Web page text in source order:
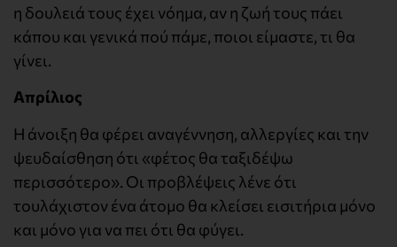
η δουλειά τους έχει νόημα, αν η ζωή τους πάει
κάπου και γενικά πού πάμε, ποιοι είμαστε, τι θα
γίνει.
Απρίλιος
Η άνοιξη θα φέρει αναγέννηση, αλλεργίες και την
ψευδαίσθηση ότι «φέτος θα ταξιδέψω
περισσότερο». Οι προβλέψεις λένε ότι
τουλάχιστον ένα άτομο θα κλείσει εισιτήρια μόνο
και μόνο για να πει ότι θα φύγει.